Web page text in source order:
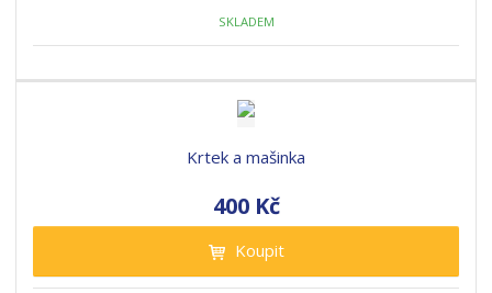
SKLADEM
Krtek a mašinka
400 Kč
Koupit